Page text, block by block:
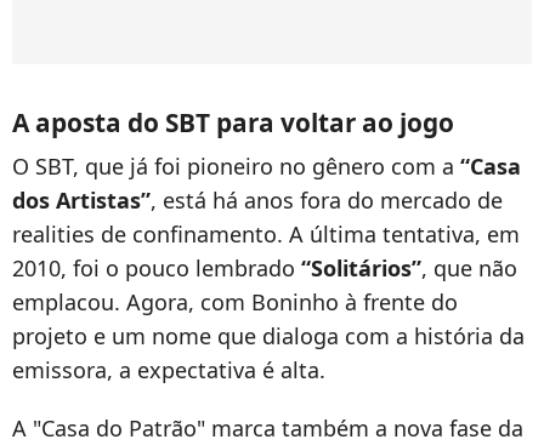
A aposta do SBT para voltar ao jogo
O SBT, que já foi pioneiro no gênero com a “Casa
dos Artistas”, está há anos fora do mercado de
realities de confinamento. A última tentativa, em
2010, foi o pouco lembrado “Solitários”, que não
emplacou. Agora, com Boninho à frente do
projeto e um nome que dialoga com a história da
emissora, a expectativa é alta.
A "Casa do Patrão" marca também a nova fase da